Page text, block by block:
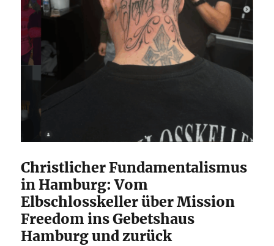
Christlicher Fundamentalismus
in Hamburg: Vom
Elbschlosskeller über Mission
Freedom ins Gebetshaus
Hamburg und zurück